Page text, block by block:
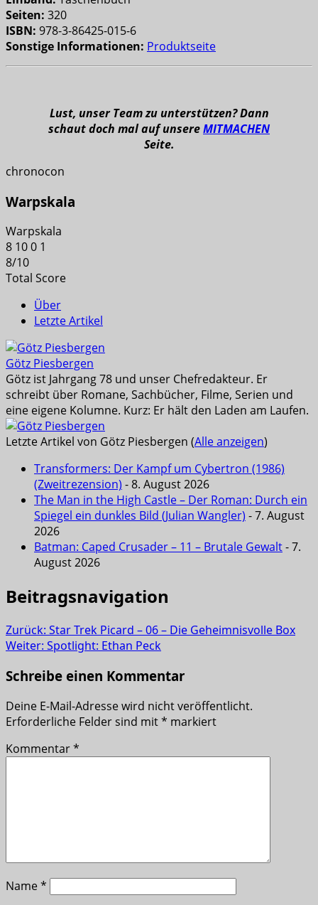
Seiten: 320
ISBN: 978-3-86425-015-6
Sonstige Informationen: Produktseite
Lust, unser Team zu unterstützen? Dann
schaut doch mal auf unsereMITMACHEN
Seite.
chronocon
Warpskala
Warpskala
8 100 1
8/10
Total Score
Über
Letzte Artikel
Götz Piesbergen
Götz ist Jahrgang 78 und unser Chefredakteur. Er
schreibt über Romane, Sachbücher, Filme, Serien und
eine eigene Kolumne. Kurz: Er hält den Laden am Laufen.
Letzte Artikel von Götz Piesbergen (Alle anzeigen)
Transformers: Der Kampf um Cybertron (1986)
(Zweitrezension) - 8. August 2026
The Man in the High Castle – Der Roman: Durch ein
Spiegel ein dunkles Bild (Julian Wangler) - 7. August
2026
Batman: Caped Crusader – 11 – Brutale Gewalt- 7.
August 2026
Beitragsnavigation
Zurück: Star Trek Picard – 06 – Die Geheimnisvolle Box
Weiter: Spotlight: Ethan Peck
Schreibe einen Kommentar
Deine E-Mail-Adresse wird nicht veröffentlicht.
Erforderliche Felder sind mit* markiert
Kommentar*
Name*